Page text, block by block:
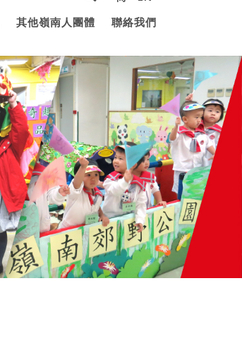
其他嶺南人團體 聯絡我們